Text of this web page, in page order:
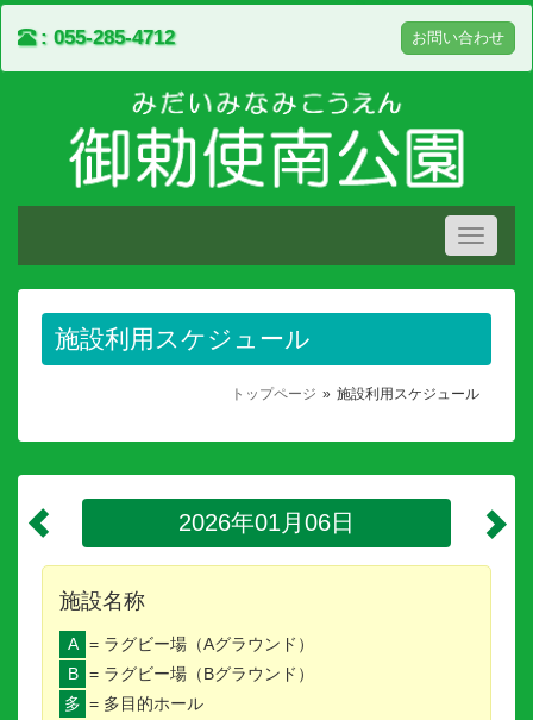
Toggle
055-285-4712 お問い合わせ
施設利用スケジュール
トップページ 施設利用スケジュール
2026年01月06日
施設名称
A = ラグビー場（Aグラウンド）
B = ラグビー場（Bグラウンド）
多 = 多目的ホール